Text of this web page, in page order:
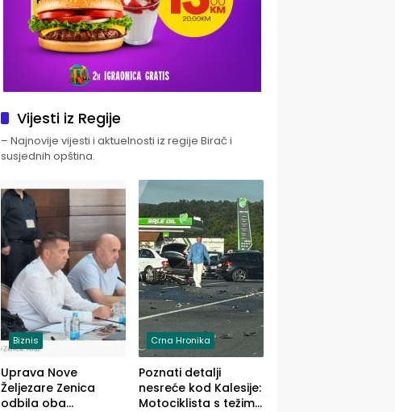
Vijesti iz Regije
– Najnovije vijesti i aktuelnosti iz regije Birač i
susjednih opština.
Biznis
Uprava Nove
Željezare Zenica
odbila oba
Crna Hronika
Poznati detalji
nesreće kod Kalesije:
Motociklista s težim,